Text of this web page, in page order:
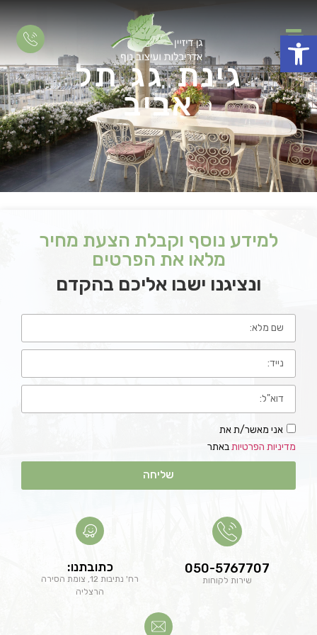
פתח סרגל נגישות
גינת גג תל
אביב
למידע נוסף וקבלת הצעת מחיר
מלאו את הפרטים
ונציגנו ישבו אליכם בהקדם
אני מאשר/ת את
מדיניות הפרטיותבאתר
שליחה
050-5767707
שירות לקוחות
כתובתנו:
רח' נתיבות 12, צומת הסירה
הרצליה